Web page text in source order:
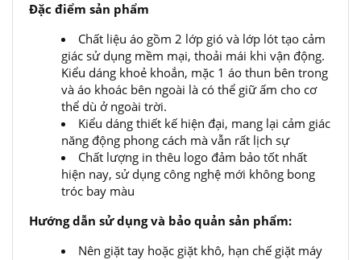
Đặc điểm sản phẩm
Chất liệu áo gồm 2 lớp gió và lớp lót tạo cảm
giác sử dụng mềm mại, thoải mái khi vận động.
Kiểu dáng khoẻ khoắn, mặc 1 áo thun bên trong
và áo khoác bên ngoài là có thể giữ ấm cho cơ
thể dù ở ngoài trời.
Kiểu dáng thiết kế hiện đại, mang lại cảm giác
năng động phong cách mà vẫn rất lịch sự
Chất lượng in thêu logo đảm bảo tốt nhất
hiện nay, sử dụng công nghệ mới không bong
tróc bay màu
Hướng dẫn sử dụng và bảo quản sản phẩm:
Nên giặt tay hoặc giặt khô, hạn chế giặt máy